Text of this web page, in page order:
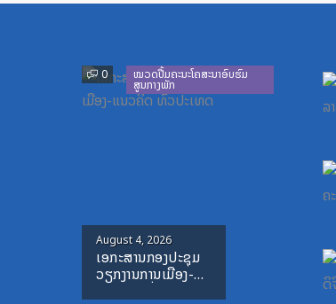
0 ໝວດປື້ມຄະນະໂຄສະນາອົບຮົມ
ສູນກາງພັກ
Posted
on
August 4, 2026
ເອກະສານກອງປະຊຸມ
ວຽກງານການເມືອງ-
ແນວຄິດ ທົ່ວປະເທດ
Previous
Next